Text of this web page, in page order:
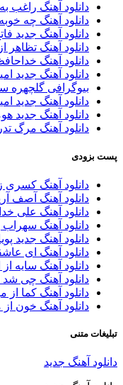
دانلود آهنگ راغب به
دانلود آهنگ چه
دانلود آهنگ جدید
دانلود آهنگ تظاهر
دانلود آهنگ
دانلود آهنگ جدید
بیوگرافی گلچهره
دانلود آهنگ جدید
دانلود آهنگ جدید
دانلود آهنگ مرگ
بزودی
دانلود آهنگ کسری
دانلود آهنگ آصف
دانلود آهنگ علی
دانلود آهنگ سهراب
دانلود آهنگ جدید
دانلود آهنگ ای
دانلود آهنگ سایه از
دانلود آهنگ چی شد
دانلود آهنگ کما از
دانلود آهنگ خون از
متنی
آهنگ جدید